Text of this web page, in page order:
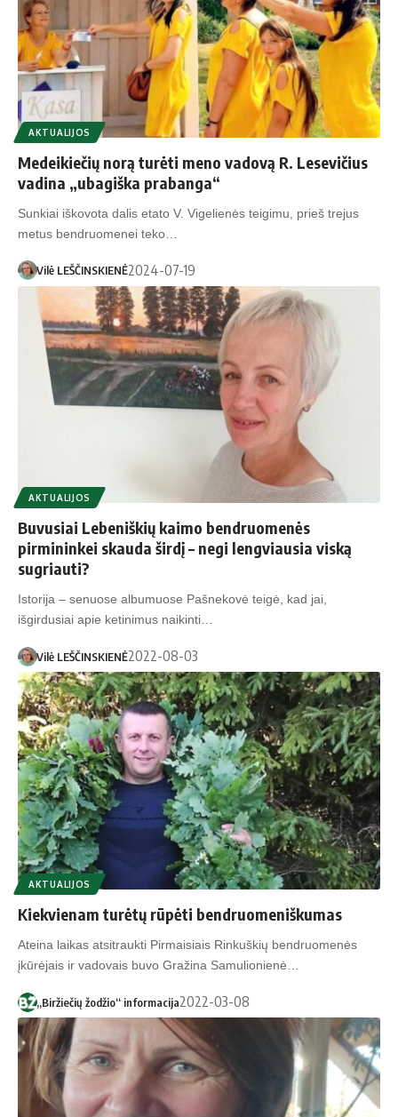
AKTUALIJOS
Medeikiečių norą turėti meno vadovą R. Lesevičius
vadina „ubagiška prabanga“
Sunkiai iškovota dalis etato V. Vigelienės teigimu, prieš trejus
metus bendruomenei teko…
Vilė LEŠČINSKIENĖ2024-07-19
AKTUALIJOS
Buvusiai Lebeniškių kaimo bendruomenės
pirmininkei skauda širdį – negi lengviausia viską
sugriauti?
Istorija – senuose albumuose Pašnekovė teigė, kad jai,
išgirdusiai apie ketinimus naikinti…
Vilė LEŠČINSKIENĖ2022-08-03
AKTUALIJOS
Kiekvienam turėtų rūpėti bendruomeniškumas
Ateina laikas atsitraukti Pirmaisiais Rinkuškių bendruomenės
įkūrėjais ir vadovais buvo Gražina Samulionienė…
„Biržiečių žodžio“ informacija2022-03-08